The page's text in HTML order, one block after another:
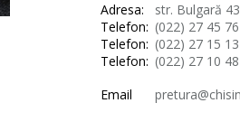
Adresa:
str. Bulgară
Telefon: (022) 27 45
Telefon: (022) 27 15 13
Telefon: (022) 27 10 48
Email